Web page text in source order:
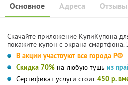
Основное Отзывы
Адреса
Скачайте приложение КупиКупона
покажите купон с экрана смартфона.
В акции участвуют все города РФ
Скидка 70% на любую тушь из
Сертификат услуги стоит 450 р.